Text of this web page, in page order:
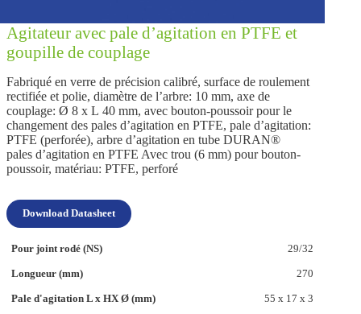
Agitateur avec pale d’agitation en PTFE et
goupille de couplage
Fabriqué en verre de précision calibré, surface de roulement
rectifiée et polie, diamètre de l’arbre: 10 mm, axe de
couplage: Ø 8 x L 40 mm, avec bouton-poussoir pour le
changement des pales d’agitation en PTFE, pale d’agitation:
PTFE (perforée), arbre d’agitation en tube DURAN®
pales d’agitation en PTFE Avec trou (6 mm) pour bouton-
poussoir, matériau: PTFE, perforé
Download Datasheet
29/32
270
55 x 17 x 3